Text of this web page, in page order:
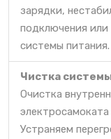
зарядки,
подключения или
системы питания.
Чистка
Очистка
Устраняем